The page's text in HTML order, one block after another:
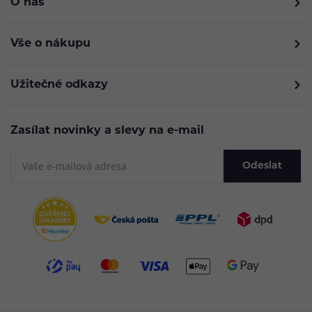
O nás
Vše o nákupu
Užitečné odkazy
Zasílat novinky a slevy na e-mail
Odeslat